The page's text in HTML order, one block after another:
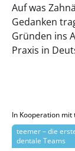
Auf was
Gedanken
Gründen ins
Praxis in
In Kooperation mit
teemer – die
dentale Teams